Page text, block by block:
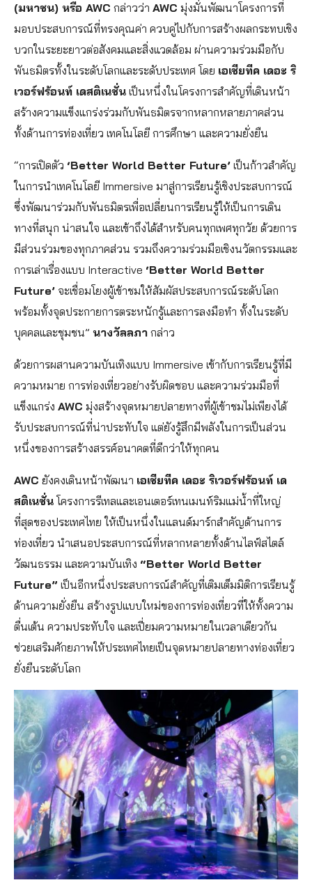
(มหาชน) หรือ AWC กล่าวว่า AWC มุ่งมั่นพัฒนาโครงการที่
มอบประสบการณ์ที่ทรงคุณค่า ควบคู่ไปกับการสร้างผลกระทบเชิง
บวกในระยะยาวต่อสังคมและสิ่งแวดล้อม ผ่านความร่วมมือกับ
พันธมิตรทั้งในระดับโลกและระดับประเทศ โดย เอเชียทีค เดอะ ริ
เวอร์ฟร้อนท์ เดสติเนชั่น เป็นหนึ่งในโครงการสำคัญที่เดินหน้า
สร้างความแข็งแกร่งร่วมกับพันธมิตรจากหลากหลายภาคส่วน
ทั้งด้านการท่องเที่ยว เทคโนโลยี การศึกษา และความยั่งยืน
“การเปิดตัว ‘Better World Better Future’ เป็นก้าวสำคัญ
ในการนำเทคโนโลยี Immersive มาสู่การเรียนรู้เชิงประสบการณ์
ซึ่งพัฒนาร่วมกับพันธมิตรเพื่อเปลี่ยนการเรียนรู้ให้เป็นการเดิน
ทางที่สนุก น่าสนใจ และเข้าถึงได้สำหรับคนทุกเพศทุกวัย ด้วยการ
มีส่วนร่วมของทุกภาคส่วน รวมถึงความร่วมมือเชิงนวัตกรรมและ
การเล่าเรื่องแบบ Interactive ‘Better World Better
Future’ จะเชื่อมโยงผู้เข้าชมให้สัมผัสประสบการณ์ระดับโลก
พร้อมทั้งจุดประกายการตระหนักรู้และการลงมือทำ ทั้งในระดับ
บุคคลและชุมชน” นางวัลลภา กล่าว
ด้วยการผสานความบันเทิงแบบ Immersive เข้ากับการเรียนรู้ที่มี
ความหมาย การท่องเที่ยวอย่างรับผิดชอบ และความร่วมมือที่
แข็งแกร่ง AWC มุ่งสร้างจุดหมายปลายทางที่ผู้เข้าชมไม่เพียงได้
รับประสบการณ์ที่น่าประทับใจ แต่ยังรู้สึกมีพลังในการเป็นส่วน
หนึ่งของการสร้างสรรค์อนาคตที่ดีกว่าให้ทุกคน
AWC ยังคงเดินหน้าพัฒนา เอเชียทีค เดอะ ริเวอร์ฟร้อนท์ เด
สติเนชั่น โครงการรีเทลและเอนเตอร์เทนเมนท์ริมแม่น้ำที่ใหญ่
ที่สุดของประเทศไทย ให้เป็นหนึ่งในแลนด์มาร์กสำคัญด้านการ
ท่องเที่ยว นำเสนอประสบการณ์ที่หลากหลายทั้งด้านไลฟ์สไตล์
วัฒนธรรม และความบันเทิง “Better World Better
Future” เป็นอีกหนึ่งประสบการณ์สำคัญที่เติมเต็มมิติการเรียนรู้
ด้านความยั่งยืน สร้างรูปแบบใหม่ของการท่องเที่ยวที่ให้ทั้งความ
ตื่นเต้น ความประทับใจ และเปี่ยมความหมายในเวลาเดียวกัน
ช่วยเสริมศักยภาพให้ประเทศไทยเป็นจุดหมายปลายทางท่องเที่ยว
ยั่งยืนระดับโลก